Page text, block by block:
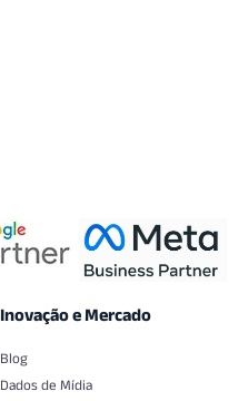
Inovação e Mercado
Blog
Dados de Mídia